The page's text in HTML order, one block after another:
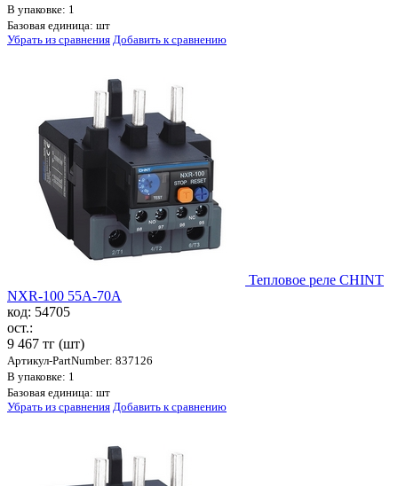
В упаковке: 1
Базовая единица: шт
Убрать из сравнения Добавить к сравнению
Тепловое реле CHINT
NXR-100 55A-70A
код: 54705
ост.:
9 467 тг (шт)
Артикул-PartNumber: 837126
В упаковке: 1
Базовая единица: шт
Убрать из сравнения Добавить к сравнению